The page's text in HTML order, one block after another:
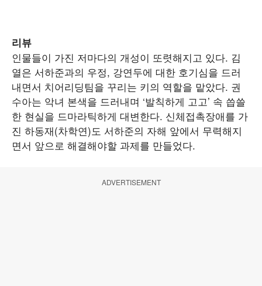
리뷰
인물들이 가진 저마다의 개성이 또렷해지고 있다. 김
열은 서하준과의 우정, 강연두에 대한 호기심을 드러
내면서 치어리딩팀을 꾸리는 키의 역할을 맡았다. 권
수아는 악녀 본색을 드러내며 ‘발칙하게 고고’ 속 씁쓸
한 현실을 드마라틱하게 대변한다. 신체접촉장애를 가
진 하동재(차학연)도 서하준의 자해 앞에서 무력해지
면서 앞으로 해결해야할 과제를 만들었다.
ADVERTISEMENT